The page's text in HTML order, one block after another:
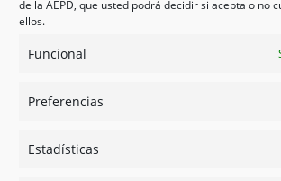
de la AEPD, que usted podrá decidir si acepta o no
ellos.
Funcional
Preferencias
Estadísticas
Psicología en Murcia
Guías
Redes sociales
Instagram